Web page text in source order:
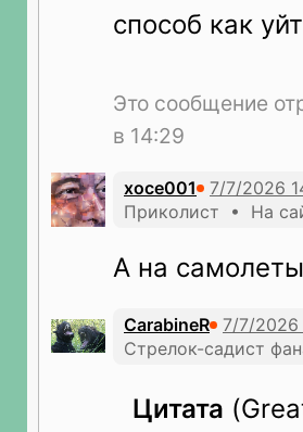
способ как
Это сообщение
в 14:29
xoce001
Приколист • На
А на
CarabineR
Стрелок-садист
Цитата